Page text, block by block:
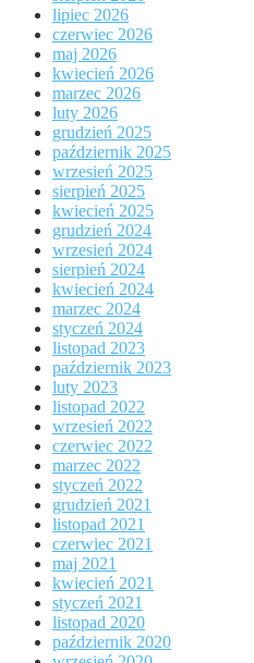
lipiec 2026
czerwiec 2026
maj 2026
kwiecień 2026
marzec 2026
luty 2026
grudzień 2025
październik 2025
wrzesień 2025
sierpień 2025
kwiecień 2025
grudzień 2024
wrzesień 2024
sierpień 2024
kwiecień 2024
marzec 2024
styczeń 2024
listopad 2023
październik 2023
luty 2023
listopad 2022
wrzesień 2022
czerwiec 2022
marzec 2022
styczeń 2022
grudzień 2021
listopad 2021
czerwiec 2021
maj 2021
kwiecień 2021
styczeń 2021
listopad 2020
październik 2020